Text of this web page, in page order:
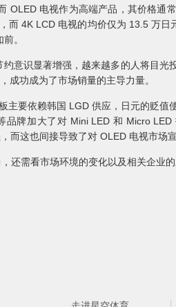
OLED 电视作为高端产品，其价格通
4K LCD 电视的均价仅为 13.5 万日
。
意识显著增强，越来越多的人将目光
成功成为了市场销量的主导力量。
主要依赖韩国 LGD 供应，日元的贬值
牌加大了对 Mini LED 和 Micro
这也间接导致了对 OLED 电视市场宣
还需看市场环境的变化以及相关企业的